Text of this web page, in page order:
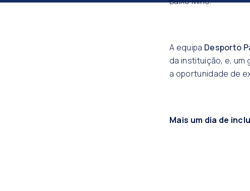
A equipa Desporto
da instituição, e,
a oportunidade de
Mais um dia de